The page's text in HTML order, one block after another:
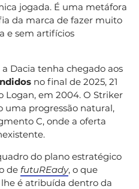
jogada. É uma metáfora
da marca de fazer muito
e sem artifícios
Dacia tenha chegado aos
no final de 2025, 21
Logan, em 2004. O Striker
uma progressão natural,
C, onde a oferta
do plano estratégico
de futuREady, o que
é atribuída dentro da